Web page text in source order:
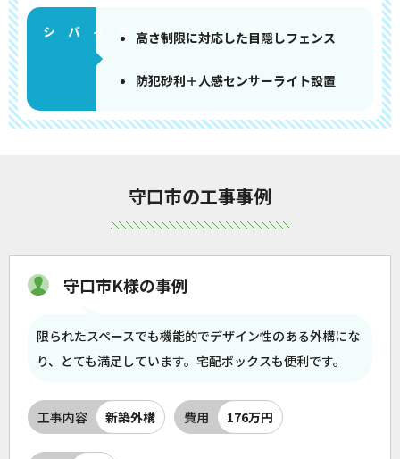
高さ制限に対応した目隠しフェンス
防犯砂利＋人感センサーライト設置
守口市の工事事例
守口市K様の事例
限られたスペースでも機能的でデザイン性のある外構にな
り、とても満足しています。宅配ボックスも便利です。
工事内容 新築外構 費用 176万円